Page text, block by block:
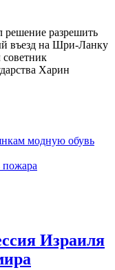
разрешить
въезд на Шри-Ланку
Харин
модную обувь
пожара
Израиля